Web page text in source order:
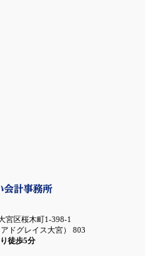
宮区桜木町1-398-1
ドグレイス大宮） 803
徒歩5分